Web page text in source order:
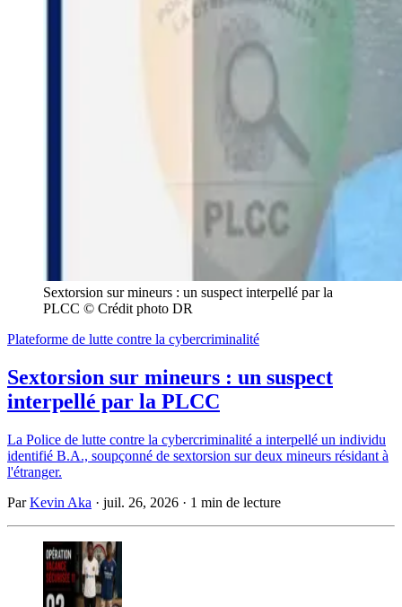
Sextorsion sur mineurs : un suspect interpellé par la
PLCC © Crédit photo DR
Plateforme de lutte contre la cybercriminalité
Sextorsion sur mineurs : un suspect
interpellé par la PLCC
La Police de lutte contre la cybercriminalité a interpellé un individu
identifié B.A., soupçonné de sextorsion sur deux mineurs résidant à
l'étranger.
ParKevin Aka · juil. 26, 2026 · 1 min de lecture